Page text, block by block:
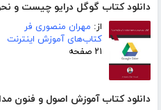
دانلود کتاب گوگل درایو چیست و
از: مهران منصوری فر
کتاب‌های آموزش اینترنت
۲۱ صفحه
دانلود کتاب آموزش اصول و فنون